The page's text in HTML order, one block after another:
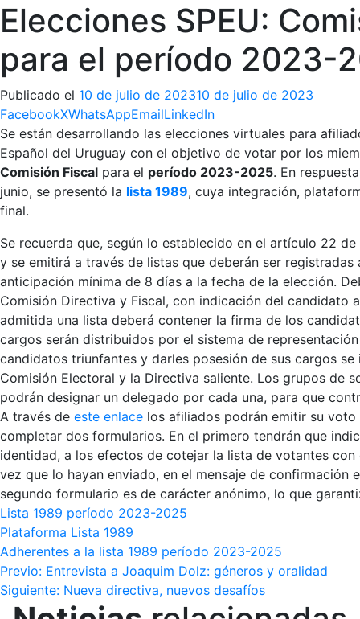
Elecciones SPEU:
para el período 2023-
Publicado el 10 de julio de 202310 de julio de 2023
FacebookXWhatsAppEmailLinkedIn
Se están desarrollando las elecciones virtuales para
Español del Uruguay con el objetivo de votar por los
Comisión Fiscal para el período 2023-2025. En
junio, se presentó la lista 1989, cuya integración,
final.
Se recuerda que, según lo establecido en el artículo 22
y se emitirá a través de listas que deberán ser
anticipación mínima de 8 días a la fecha de la elección.
Comisión Directiva y Fiscal, con indicación del candidato
admitida una lista deberá contener la firma de los
cargos serán distribuidos por el sistema de
candidatos triunfantes y darles posesión de sus cargos
Comisión Electoral y la Directiva saliente. Los grupos de
podrán designar un delegado por cada una, para que
A través de este enlace los afiliados podrán emitir su
completar dos formularios. En el primero tendrán que
identidad, a los efectos de cotejar la lista de votantes
vez que lo hayan enviado, en el mensaje de confirmación
segundo formulario es de carácter anónimo, lo que
Lista 1989 período 2023-2025
Plataforma Lista 1989
Adherentes a la lista 1989 período 2023-2025
Navegación
de
Previo: Entrevista a Joaquim Dolz: géneros y oralidad
Siguiente: Nueva directiva, nuevos desafíos